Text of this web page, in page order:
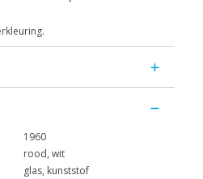
1960
rood, wit
glas, kunststof